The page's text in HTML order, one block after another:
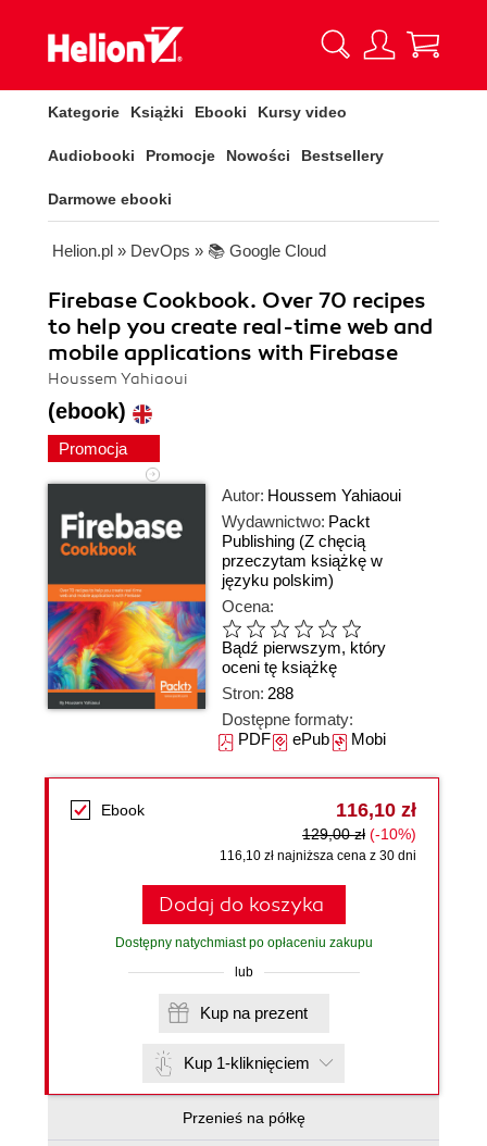
Kategorie Książki Ebooki Kursy video
Audiobooki Promocje Nowości Bestsellery
Darmowe ebooki
Helion.pl » DevOps » 📚 Google Cloud
Firebase Cookbook. Over 70 recipes
to help you create real-time web and
mobile applications with Firebase
Houssem Yahiaoui
(ebook)
Promocja
Autor: Houssem Yahiaoui
Wydawnictwo: Packt
Publishing (Z chęcią
przeczytam książkę w
języku polskim)
Ocena:
Bądź pierwszym, który
oceni tę książkę
Stron: 288
Dostępne formaty:
PDFePubMobi
Ebook 116,10 zł
129,00 zł (-10%)
116,10 zł najniższa cena z 30 dni
Dodaj do koszyka
Dostępny natychmiast po opłaceniu zakupu
lub
Kup na prezent
Kup 1-kliknięciem
Przenieś na półkę